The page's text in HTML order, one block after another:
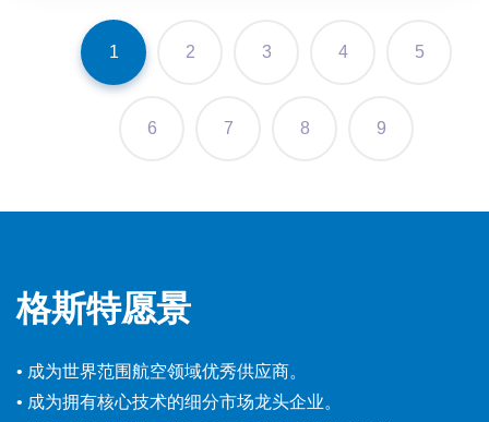
1 2 3 4 5
6 7 8 9
格斯特愿景
• 成为世界范围航空领域优秀供应商。
• 成为拥有核心技术的细分市场龙头企业。